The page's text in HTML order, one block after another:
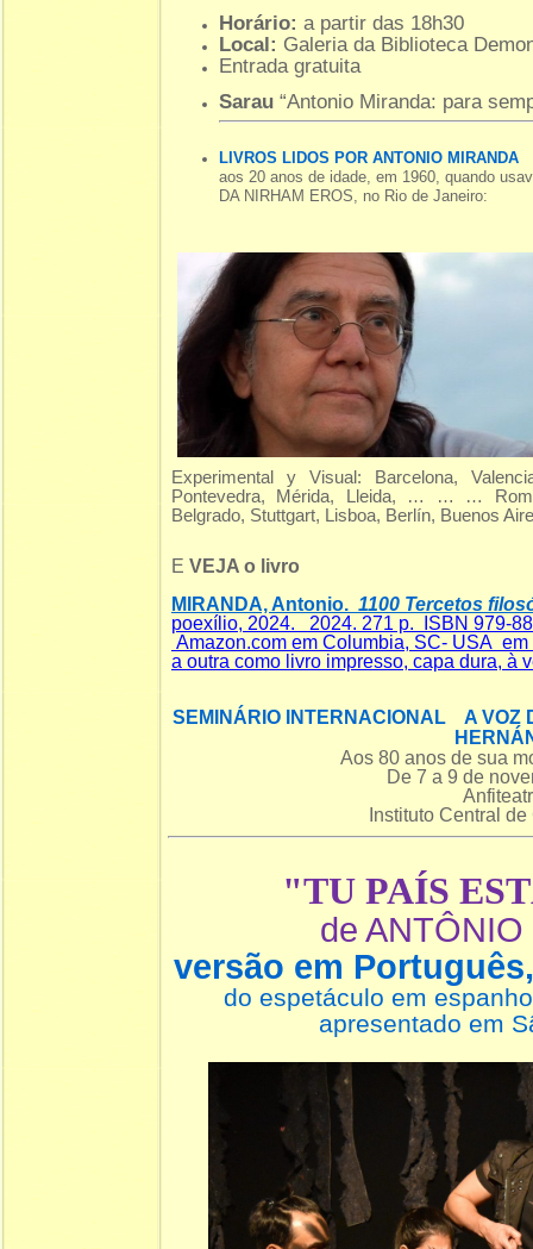
Horário: a partir das 18h30
Local: Galeria da Biblioteca
Entrada gratuita
Sarau “Antonio Miranda: para
LIVROS LIDOS POR ANTONIO MIRANDA
aos 20 anos de idade, em 1960, quando
DA NIRHAM EROS, no Rio de Janeiro:
Experimental y Visual: Barcelona,
Pontevedra, Mérida, Lleida, … … …
Belgrado, Stuttgart, Lisboa, Berlín, Buenos
E VEJA o livro
MIRANDA, Antonio. 1100 Tercetos
poexílio, 2024. 2024. 271 p. ISBN 979-
Amazon.com em Columbia, SC- USA
a outra como livro impresso, capa dura, à
SEMINÁRIO INTERNACIONAL A VOZ
Aos 80 anos de sua
De 7 a 9 de
Instituto Central
"TU PAÍS
de
versão em
do espetáculo em
apresentado em